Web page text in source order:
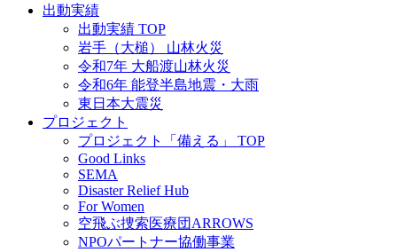
出動実績
出動実績 TOP
岩手（大槌） 山林火災
令和7年 大船渡山林火災
令和6年 能登半島地震・大雨
東日本大震災
プロジェクト
プロジェクト「備える」 TOP
Good Links
SEMA
Disaster Relief Hub
For Women
空飛ぶ捜索医療団ARROWS
NPOパートナー協働事業